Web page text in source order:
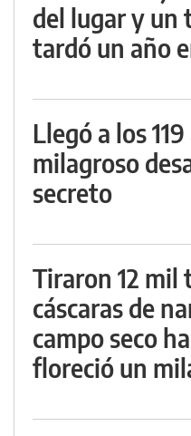
del lugar y un
tardó un año
Llegó a los
milagroso
secreto
Tiraron 12 mil
cáscaras de
campo seco
floreció un